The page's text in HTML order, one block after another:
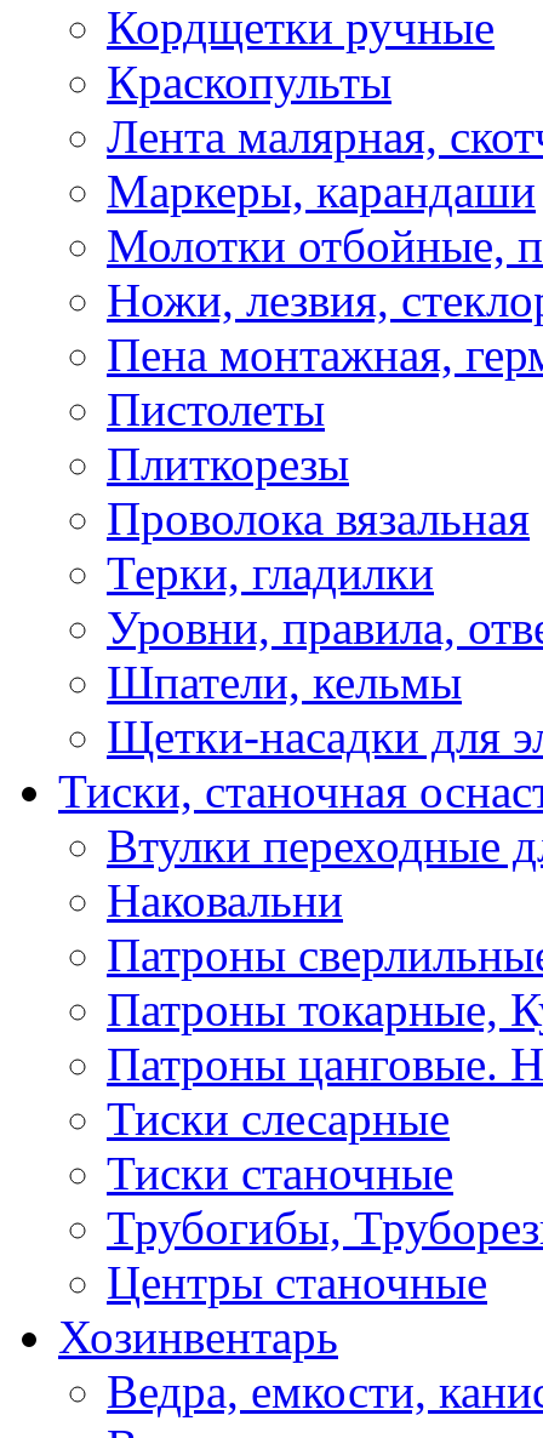
Кордщетки ручные
Краскопульты
Лента малярная,
Маркеры, карандаши
Молотки отбойные,
Ножи, лезвия,
Пена монтажная,
Пистолеты
Плиткорезы
Проволока вязальная
Терки, гладилки
Уровни, правила,
Шпатели, кельмы
Щетки-насадки для
Тиски, станочная
Втулки переходные
Наковальни
Патроны
Патроны токарные,
Патроны цанговые.
Тиски слесарные
Тиски станочные
Трубогибы,
Центры станочные
Хозинвентарь
Ведра, емкости,